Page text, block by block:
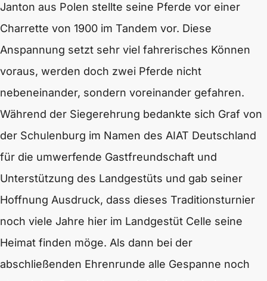
Janton aus Polen stellte seine Pferde vor einer
Charrette von 1900 im Tandem vor. Diese
Anspannung setzt sehr viel fahrerisches Können
voraus, werden doch zwei Pferde nicht
nebeneinander, sondern voreinander gefahren.
Während der Siegerehrung bedankte sich Graf von
der Schulenburg im Namen des AIAT Deutschland
für die umwerfende Gastfreundschaft und
Unterstützung des Landgestüts und gab seiner
Hoffnung Ausdruck, dass dieses Traditionsturnier
noch viele Jahre hier im Landgestüt Celle seine
Heimat finden möge. Als dann bei der
abschließenden Ehrenrunde alle Gespanne noch